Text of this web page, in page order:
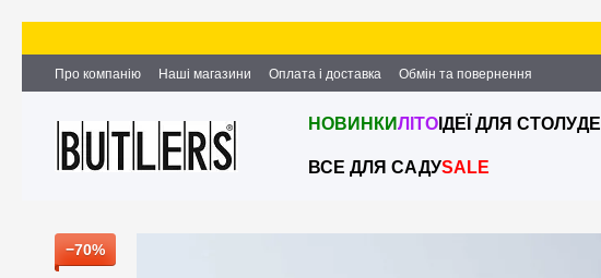
Про компанію Наші магазини Оплата і доставка
Обмін та повернення
Партнерство та співпраця
Вакансії Контактна інформація
НОВИНКИЛІТО ІДЕЇ ДЛЯ СТОЛУ
ВСЕ ДЛЯ САДУSALE
−70%